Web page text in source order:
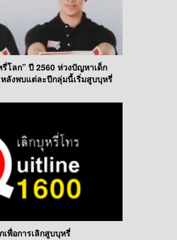
โลก” ปี 2560 ห่วงปัญหาเด็ก
ลังพบแต่ละปีกลุ่มนี้เริ่มสูบบุหรี่
พื่อการเลิกสูบบุหรี่